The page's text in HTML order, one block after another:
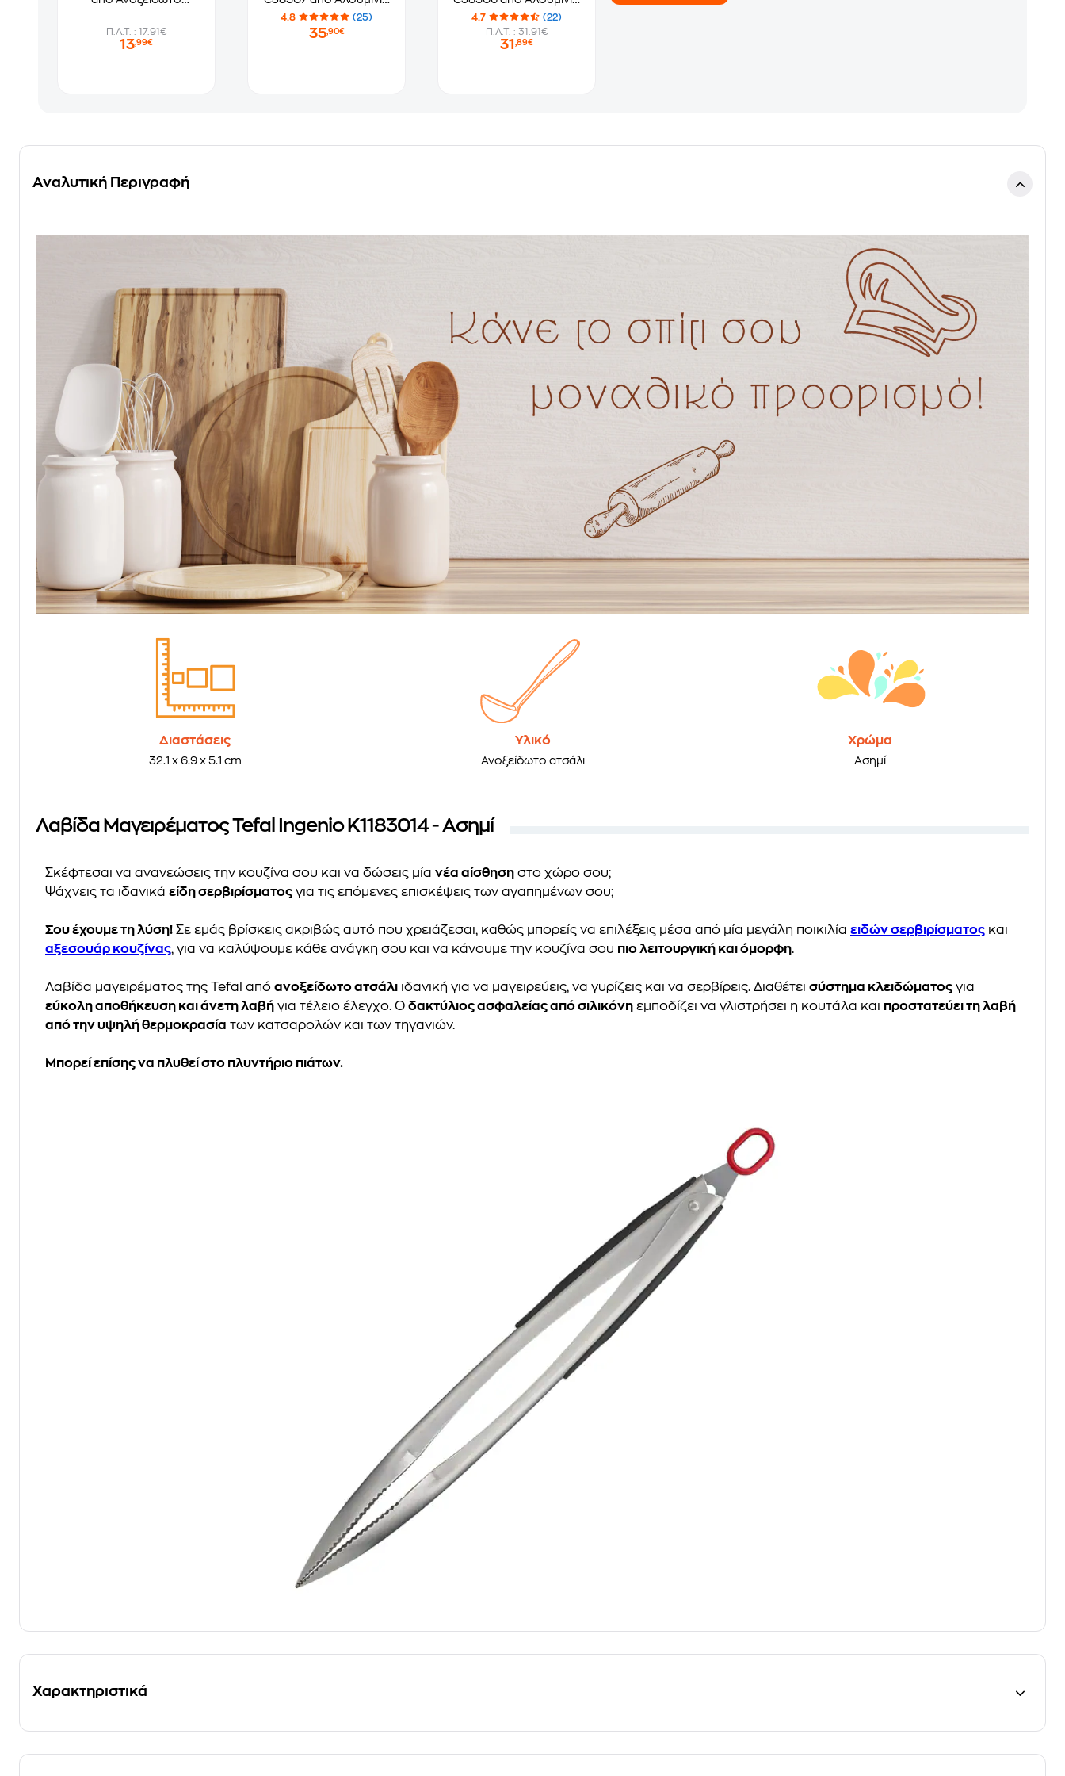
Π.Λ.Τ. : 17.91€
13,99€
30 cm Μαύρο
4.8 (25)
35,90€
28 cm Μαύρο
4.7
(22)
Π.Λ.Τ. : 31.91€
31 ,89€
Αναλυτική Περιγραφή
Διαστάσεις
32.1 x 6.9 x 5.1 cm
Υλικό
Ανοξείδωτο ατσάλι
Χρώμα
Ασημί
Λαβίδα Μαγειρέματος Tefal Ingenio K1183014 - Ασημί
Σκέφτεσαι να ανανεώσεις την κουζίνα σου και να δώσεις μία νέα αίσθηση στο χώρο σου;
Ψάχνεις τα ιδανικά είδη σερβιρίσματος για τις επόμενες επισκέψεις των αγαπημένων σου;
Σου έχουμε τη λύση! Σε εμάς βρίσκεις ακριβώς αυτό που χρειάζεσαι, καθώς μπορείς να επιλέξεις μέσα από μία μεγάλη ποικιλία ειδών σερβιρίσματος και
αξεσουάρ κουζίνας, για να καλύψουμε κάθε ανάγκη σου και να κάνουμε την κουζίνα σου πιο λειτουργική και όμορφη.
Λαβίδα μαγειρέματος της Tefal από ανοξείδωτο ατσάλι ιδανική για να μαγειρεύεις, να γυρίζεις και να σερβίρεις. Διαθέτει σύστημα κλειδώματος για
εύκολη αποθήκευση και άνετη λαβή για τέλειο έλεγχο. Ο δακτύλιος ασφαλείας από σιλικόνη εμποδίζει να γλιστρήσει η κουτάλα και προστατεύει τη λαβή
από την υψηλή θερμοκρασία των κατσαρολών και των τηγανιών.
Μπορεί επίσης να πλυθεί στο πλυντήριο πιάτων.
Χαρακτηριστικά